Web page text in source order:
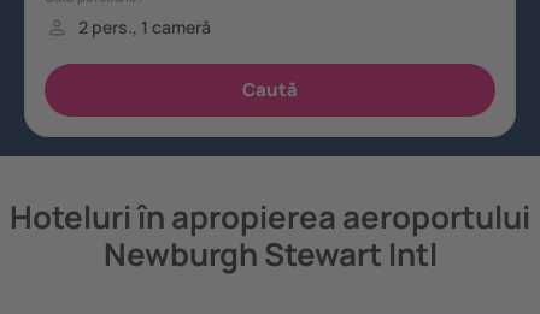
Hoteluri în apropierea aeroportului
Newburgh Stewart Intl